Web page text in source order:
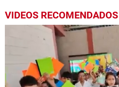
VIDEOS RECOMENDADOS